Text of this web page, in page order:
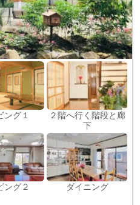
ング１
２階へ行く階段と廊
下
ング２ ダイニング